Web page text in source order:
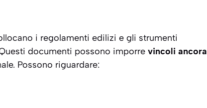
i regolamenti edilizi e gli strumenti
documenti possono imporre vincoli ancora
Possono riguardare: